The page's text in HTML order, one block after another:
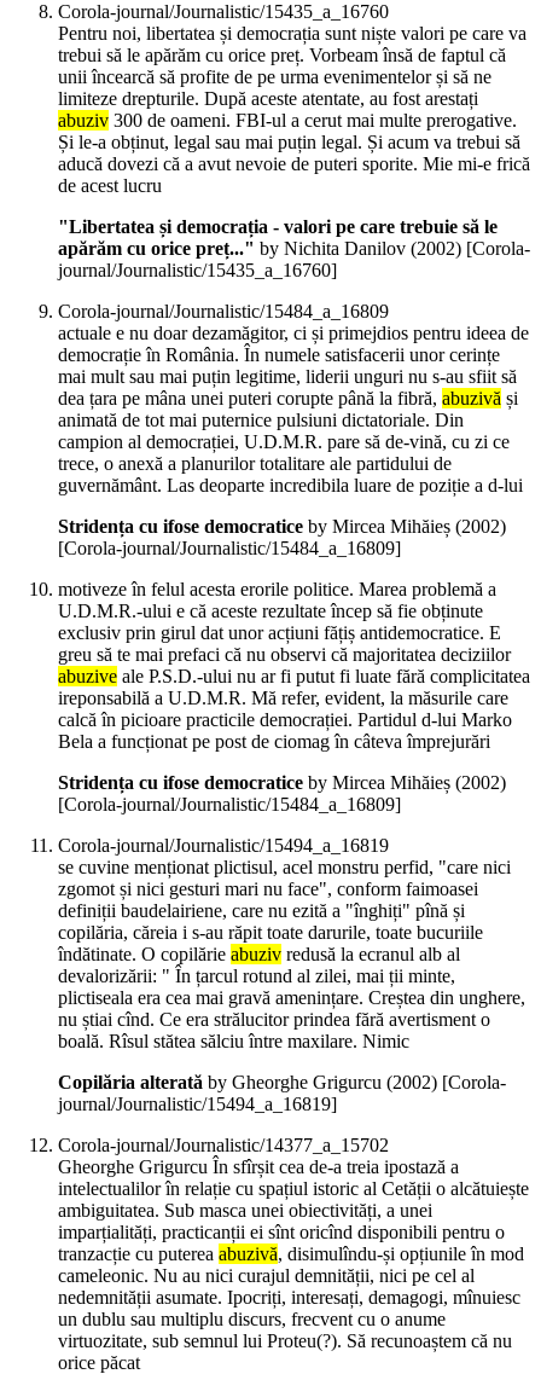
Corola-journal/Journalistic/15435_a_16760
Pentru noi, libertatea și democrația sunt niște valori pe care va
trebui să le apărăm cu orice preț. Vorbeam însă de faptul că
unii încearcă să profite de pe urma evenimentelor și să ne
limiteze drepturile. După aceste atentate, au fost arestați
abuziv 300 de oameni. FBI-ul a cerut mai multe prerogative.
Și le-a obținut, legal sau mai puțin legal. Și acum va trebui să
aducă dovezi că a avut nevoie de puteri sporite. Mie mi-e frică
de acest lucru
"Libertatea și democrația - valori pe care trebuie să le
apărăm cu orice preț..." by Nichita Danilov (2002) [Corola-
journal/Journalistic/15435_a_16760]
Corola-journal/Journalistic/15484_a_16809
actuale e nu doar dezamăgitor, ci și primejdios pentru ideea de
democrație în România. În numele satisfacerii unor cerințe
mai mult sau mai puțin legitime, liderii unguri nu s-au sfiit să
dea țara pe mâna unei puteri corupte până la fibră, abuzivă și
animată de tot mai puternice pulsiuni dictatoriale. Din
campion al democrației, U.D.M.R. pare să de-vină, cu zi ce
trece, o anexă a planurilor totalitare ale partidului de
guvernământ. Las deoparte incredibila luare de poziție a d-lui
Stridența cu ifose democratice by Mircea Mihăieș (2002)
[Corola-journal/Journalistic/15484_a_16809]
motiveze în felul acesta erorile politice. Marea problemă a
U.D.M.R.-ului e că aceste rezultate încep să fie obținute
exclusiv prin girul dat unor acțiuni fățiș antidemocratice. E
greu să te mai prefaci că nu observi că majoritatea deciziilor
abuzive ale P.S.D.-ului nu ar fi putut fi luate fără complicitatea
ireponsabilă a U.D.M.R. Mă refer, evident, la măsurile care
calcă în picioare practicile democrației. Partidul d-lui Marko
Bela a funcționat pe post de ciomag în câteva împrejurări
Stridența cu ifose democratice by Mircea Mihăieș (2002)
[Corola-journal/Journalistic/15484_a_16809]
Corola-journal/Journalistic/15494_a_16819
se cuvine menționat plictisul, acel monstru perfid, "care nici
zgomot și nici gesturi mari nu face", conform faimoasei
definiții baudelairiene, care nu ezită a "înghiți" pînă și
copilăria, căreia i s-au răpit toate darurile, toate bucuriile
îndătinate. O copilărie abuziv redusă la ecranul alb al
devalorizării: " În țarcul rotund al zilei, mai ții minte,
plictiseala era cea mai gravă amenințare. Creștea din unghere,
nu știai cînd. Ce era strălucitor prindea fără avertisment o
boală. Rîsul stătea sălciu între maxilare. Nimic
Copilăria alterată by Gheorghe Grigurcu (2002) [Corola-
journal/Journalistic/15494_a_16819]
Corola-journal/Journalistic/14377_a_15702
Gheorghe Grigurcu În sfîrșit cea de-a treia ipostază a
intelectualilor în relație cu spațiul istoric al Cetății o alcătuiește
ambiguitatea. Sub masca unei obiectivități, a unei
imparțialități, practicanții ei sînt oricînd disponibili pentru o
tranzacție cu puterea abuzivă, disimulîndu-și opțiunile în mod
cameleonic. Nu au nici curajul demnității, nici pe cel al
nedemnității asumate. Ipocriți, interesați, demagogi, mînuiesc
un dublu sau multiplu discurs, frecvent cu o anume
virtuozitate, sub semnul lui Proteu(?). Să recunoaștem că nu
orice păcat